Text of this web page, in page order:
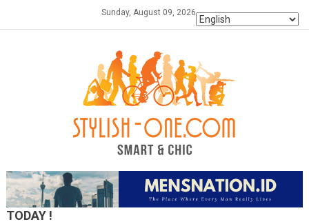
Sunday, August 09, 2026
TODAY !